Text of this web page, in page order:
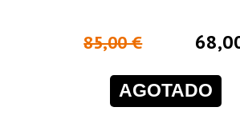
85,00 €
AGOTADO